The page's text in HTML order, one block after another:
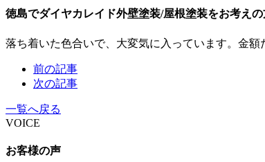
徳島でダイヤカレイド外壁塗装/屋根塗装をお考え
落ち着いた色合いで、大変気に入っています。金額
前の記事
次の記事
一覧へ戻る
VOICE
お客様の声